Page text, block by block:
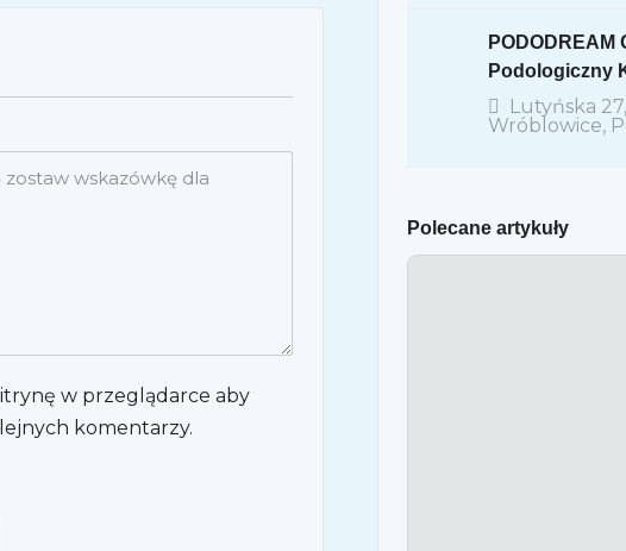
w przeglądarce aby
komentarzy.
PODODREAM
Podologiczny
Lutyńska
Wróblowice,
Polecane artykuły